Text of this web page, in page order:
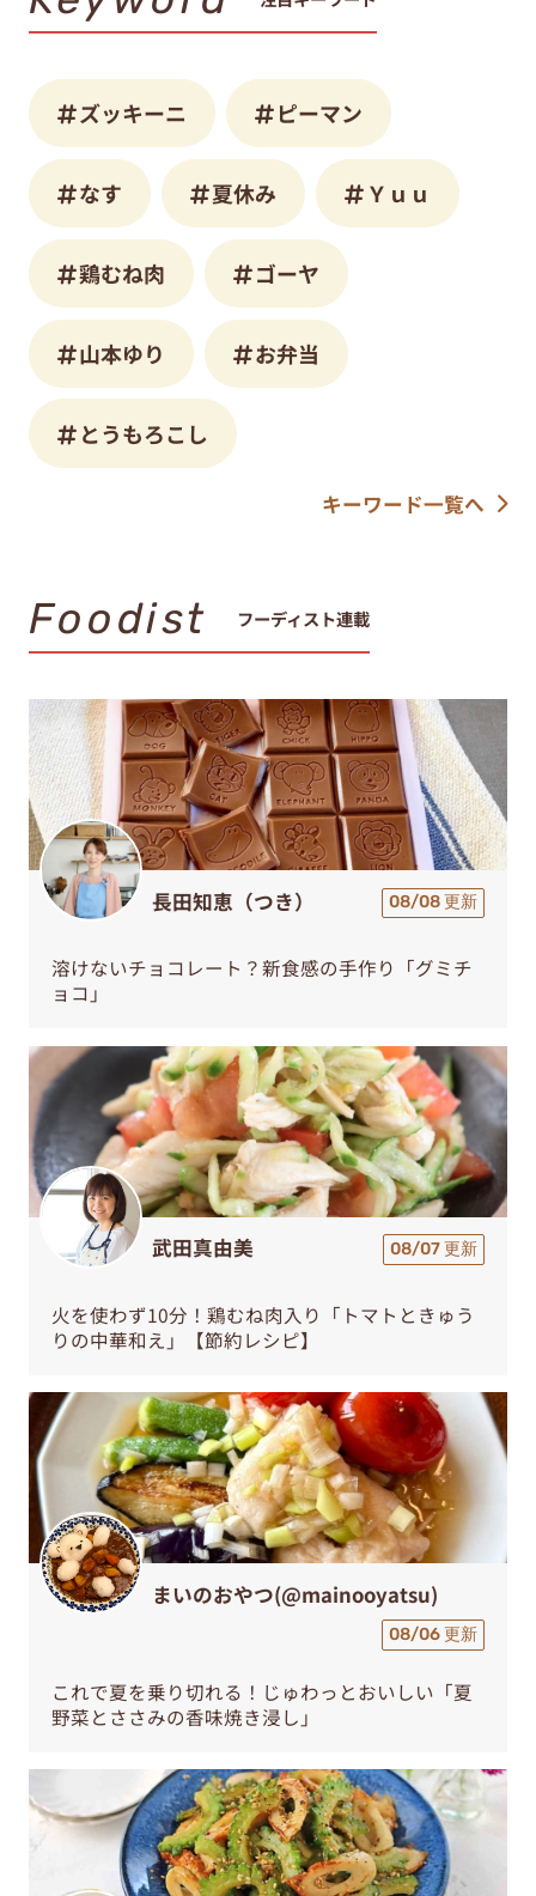
ズッキーニ ピーマン
なす 夏休み Ｙｕｕ
鶏むね肉 ゴーヤ
山本ゆり お弁当
とうもろこし
キーワード一覧へ
Foodist フーディスト連載
長田知恵（つき） 08/08 更新
溶けないチョコレート？新食感の手作り「グミチ
ョコ」
武田真由美 08/07 更新
火を使わず10分！鶏むね肉入り「トマトときゅう
りの中華和え」【節約レシピ】
まいのおやつ(@mainooyatsu)
08/06 更新
これで夏を乗り切れる！じゅわっとおいしい「夏
野菜とささみの香味焼き浸し」